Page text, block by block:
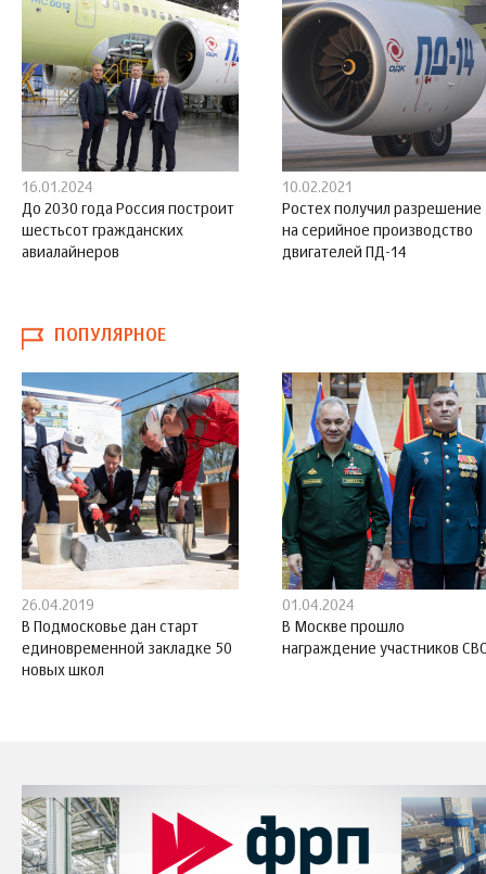
16.01.2024
До 2030 года Россия построит
шестьсот гражданских
авиалайнеров
10.02.2021
Ростех получил разрешение
на серийное производство
двигателей ПД-14
ПОПУЛЯРНОЕ
26.04.2019
В Подмосковье дан старт
единовременной закладке 50
новых школ
01.04.2024
В Москве прошло
награждение участников